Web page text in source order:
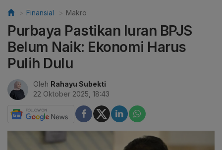
Finansial Makro
Purbaya Pastikan Iuran BPJS
Belum Naik: Ekonomi Harus
Pulih Dulu
Oleh Rahayu Subekti
22 Oktober 2025, 18:43